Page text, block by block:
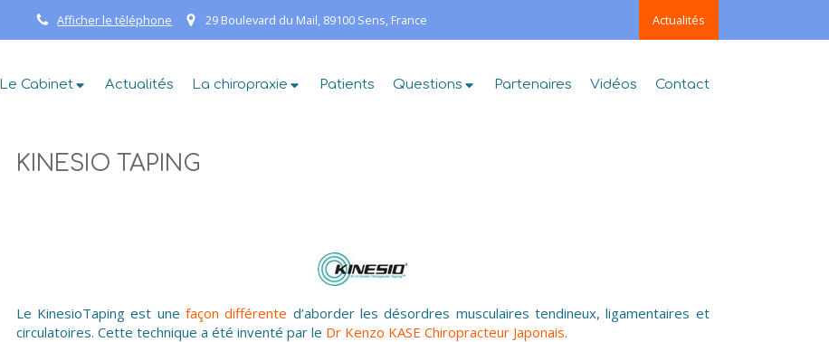
Afficher le téléphone 29 Boulevard du Mail, 89100 Sens, France Actualités
Le Cabinet Actualités La chiropraxie Patients Questions Partenaires Vidéos Contact
KINESIO TAPING
Le KinesioTaping est une façon différente d’aborder les désordres musculaires tendineux, ligamentaires et
circulatoires. Cette technique a été inventé par le Dr Kenzo KASE Chiropracteur Japonais.